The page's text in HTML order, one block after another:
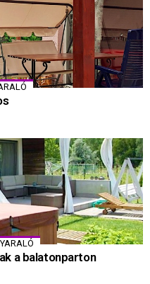
a balatonparton